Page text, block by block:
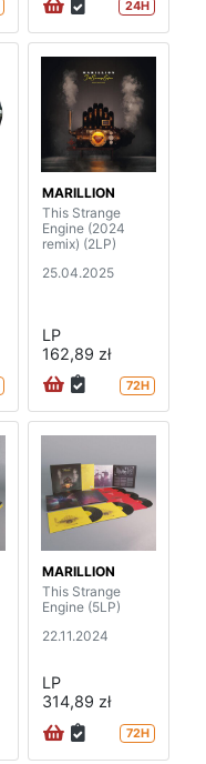
24H
MARILLION
This Strange
Engine (2024
remix) (2LP)
25.04.2025
LP
162,89 zł
72H
MARILLION
This Strange
Engine (5LP)
22.11.2024
LP
314,89 zł
72H